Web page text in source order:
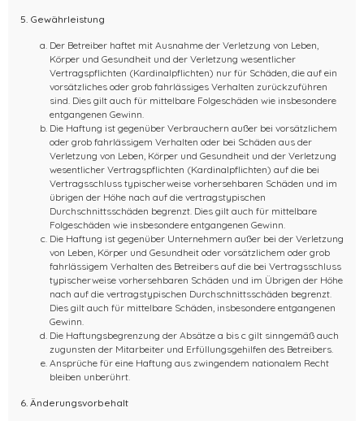
5. Gewährleistung
Der Betreiber haftet mit Ausnahme der Verletzung von Leben,
Körper und Gesundheit und der Verletzung wesentlicher
Vertragspflichten (Kardinalpflichten) nur für Schäden, die auf ein
vorsätzliches oder grob fahrlässiges Verhalten zurückzuführen
sind. Dies gilt auch für mittelbare Folgeschäden wie insbesondere
entgangenen Gewinn.
Die Haftung ist gegenüber Verbrauchern außer bei vorsätzlichem
oder grob fahrlässigem Verhalten oder bei Schäden aus der
Verletzung von Leben, Körper und Gesundheit und der Verletzung
wesentlicher Vertragspflichten (Kardinalpflichten) auf die bei
Vertragsschluss typischerweise vorhersehbaren Schäden und im
übrigen der Höhe nach auf die vertragstypischen
Durchschnittsschäden begrenzt. Dies gilt auch für mittelbare
Folgeschäden wie insbesondere entgangenen Gewinn.
Die Haftung ist gegenüber Unternehmern außer bei der Verletzung
von Leben, Körper und Gesundheit oder vorsätzlichem oder grob
fahrlässigem Verhalten des Betreibers auf die bei Vertragsschluss
typischerweise vorhersehbaren Schäden und im Übrigen der Höhe
nach auf die vertragstypischen Durchschnittsschäden begrenzt.
Dies gilt auch für mittelbare Schäden, insbesondere entgangenen
Gewinn.
Die Haftungsbegrenzung der Absätze a bis c gilt sinngemäß auch
zugunsten der Mitarbeiter und Erfüllungsgehilfen des Betreibers.
Ansprüche für eine Haftung aus zwingendem nationalem Recht
bleiben unberührt.
6. Änderungsvorbehalt